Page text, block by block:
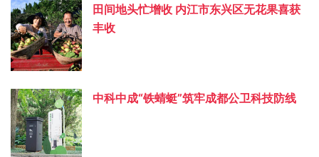
田间地头忙增收 内江市东兴区无花果喜获
丰收
中科中成“铁蜻蜓”筑牢成都公卫科技防线